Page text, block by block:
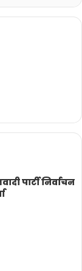
पार्टी निर्वाचन